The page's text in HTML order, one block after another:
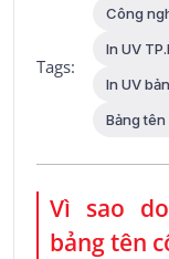
Tags:
Công
In UV
In UV
Bảng tên
Vì sao
bảng tên